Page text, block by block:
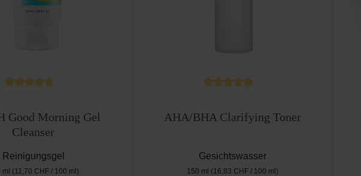
Good Morning Gel
Cleanser
Reinigungsgel
ml (11,70 CHF / 100 ml)
AHA/BHA Clarifying Toner
Gesichtswasser
150 ml (16,83 CHF / 100 ml)